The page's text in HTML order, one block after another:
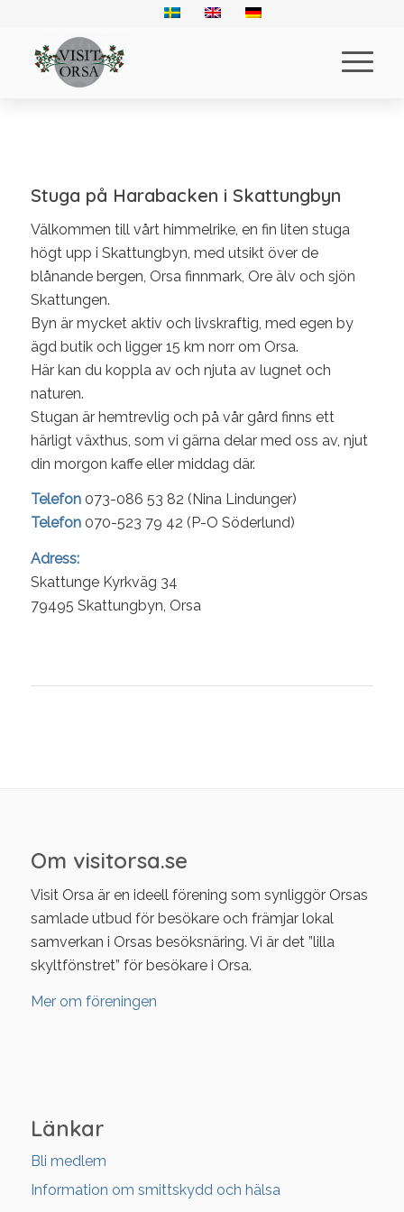
Stuga på
Harabacken i
Skattungbyn
Stuga på Harabacken i Skattungbyn
Välkommen till vårt himmelrike, en fin liten stuga
högt upp i Skattungbyn, med utsikt över de
blånande bergen, Orsa finnmark, Ore älv och sjön
Skattungen.
Byn är mycket aktiv och livskraftig, med egen by
ägd butik och ligger 15 km norr om Orsa.
Här kan du koppla av och njuta av lugnet och
naturen.
Stugan är hemtrevlig och på vår gård finns ett
härligt växthus, som vi gärna delar med oss av, njut
din morgon kaffe eller middag där.
Telefon 073-086 53 82 ( Nina Lindunger)
Telefon 070-523 79 42 ( P-O Söderlund)
Adress:
Skattunge Kyrkväg 34
79495 Skattungbyn, Orsa
Om visitorsa.se
Visit Orsa är en ideell förening som synliggör Orsas
samlade utbud för besökare och främjar lokal
samverkan i Orsas besöksnäring. Vi är det ”lilla
skyltfönstret” för besökare i Orsa.
Mer om föreningen
Länkar
Bli medlem
Information om smittskydd och hälsa